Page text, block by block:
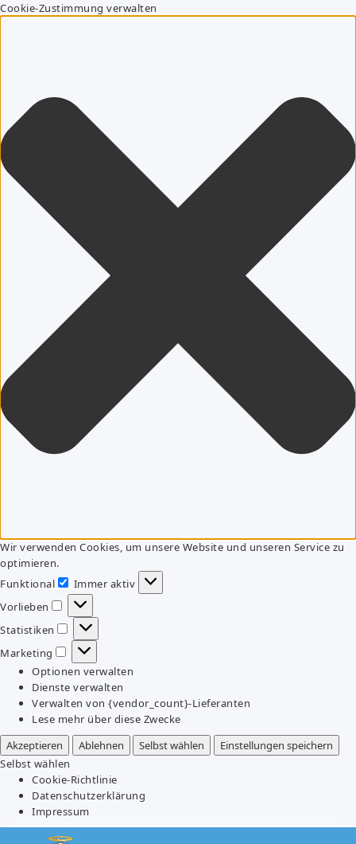
Cookie-Zustimmung verwalten
Wir verwenden Cookies, um unsere Website und unseren Service zu
optimieren.
Funktional
Funktional
Immer aktiv
Vorlieben
Vorlieben
Statistiken
Statistiken
Marketing
Marketing
Optionen verwalten
Dienste verwalten
Verwalten von {vendor_count}-Lieferanten
Lese mehr über diese Zwecke
Akzeptieren
Ablehnen Selbst wählen
Einstellungen speichern
Selbst wählen
Cookie-Richtlinie
Datenschutzerklärung
Impressum